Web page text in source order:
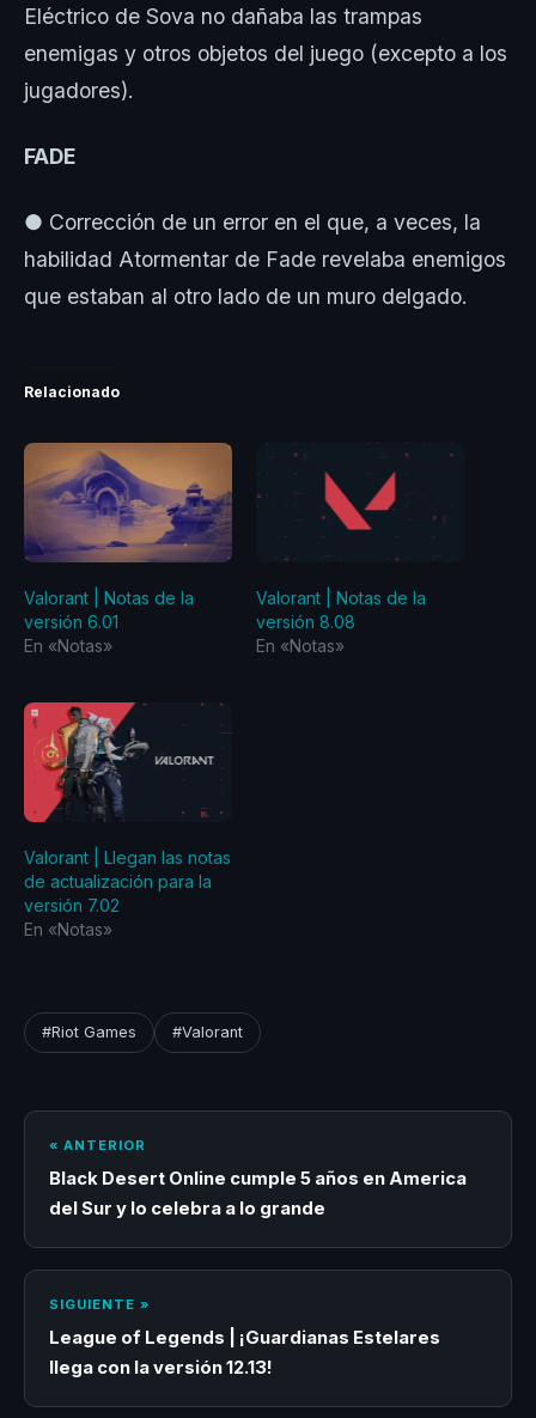
Eléctrico de Sova no dañaba las trampas
enemigas y otros objetos del juego (excepto a los
jugadores).
FADE
● Corrección de un error en el que, a veces, la
habilidad Atormentar de Fade revelaba enemigos
que estaban al otro lado de un muro delgado.
Relacionado
Valorant | Notas de la
versión 6.01
En «Notas»
Valorant | Notas de la
versión 8.08
En «Notas»
Valorant | Llegan las notas
de actualización para la
versión 7.02
En «Notas»
#Riot Games #Valorant
« ANTERIOR
Black Desert Online cumple 5 años en America
del Sur y lo celebra a lo grande
SIGUIENTE »
League of Legends | ¡Guardianas Estelares
llega con la versión 12.13!